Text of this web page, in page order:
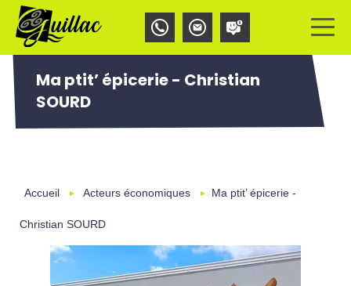
Aller
contenu
principal
Ma ptit’ épicerie - Christian
SOURD
Accueil Acteurs économiques Ma ptit’ épicerie -
Christian SOURD
Panneau de gestion des cookies